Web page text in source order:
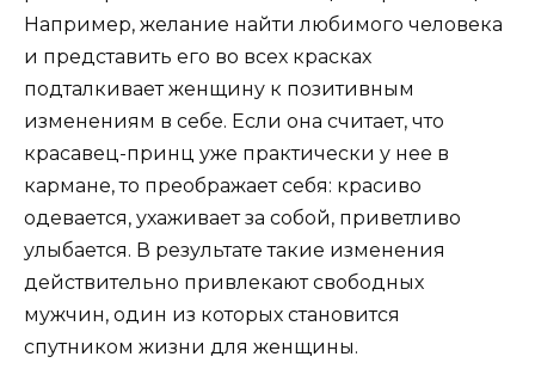
Например, желание найти любимого человека
и представить его во всех красках
подталкивает женщину к позитивным
изменениям в себе. Если она считает, что
красавец-принц уже практически у нее в
кармане, то преображает себя: красиво
одевается, ухаживает за собой, приветливо
улыбается. В результате такие изменения
действительно привлекают свободных
мужчин, один из которых становится
спутником жизни для женщины.